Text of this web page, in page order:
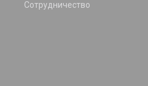
Сотрудничество